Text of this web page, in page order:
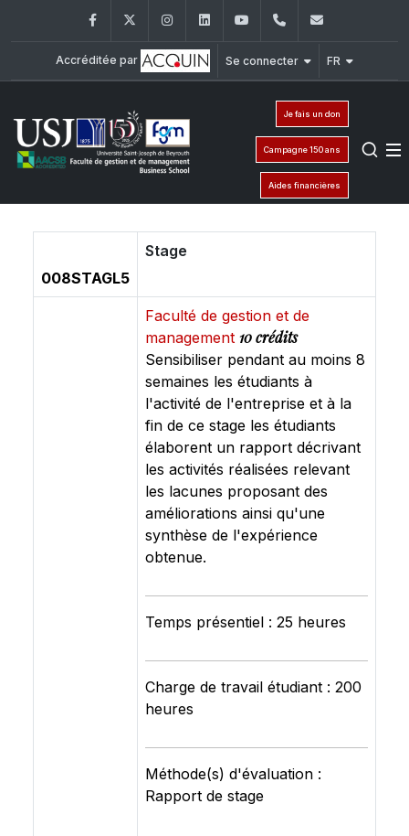
FacebookTwitter InstagramLinkedInYouTube+961 (1) 421 435
Accréditée par Se connecter FR
Je fais un don
Campagne 150 ans
Aides financières
008STAGL5
Stage
Faculté de gestion et de
management 10 crédits
Sensibiliser pendant au moins 8
semaines les étudiants à
l'activité de l'entreprise et à la
fin de ce stage les étudiants
élaborent un rapport décrivant
les activités réalisées relevant
les lacunes proposant des
améliorations ainsi qu'une
synthèse de l'expérience
obtenue.
Temps présentiel : 25 heures
Charge de travail étudiant : 200
heures
Méthode(s) d'évaluation :
Rapport de stage